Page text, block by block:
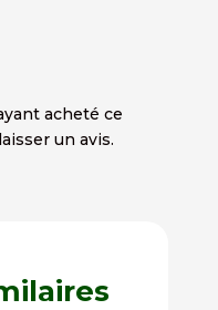
acheté ce
un avis.